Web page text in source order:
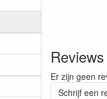
Reviews
Er zijn geen
Schrijf een